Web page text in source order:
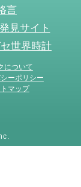
言
見サイト
世界時計
について
ーポリシー
マップ